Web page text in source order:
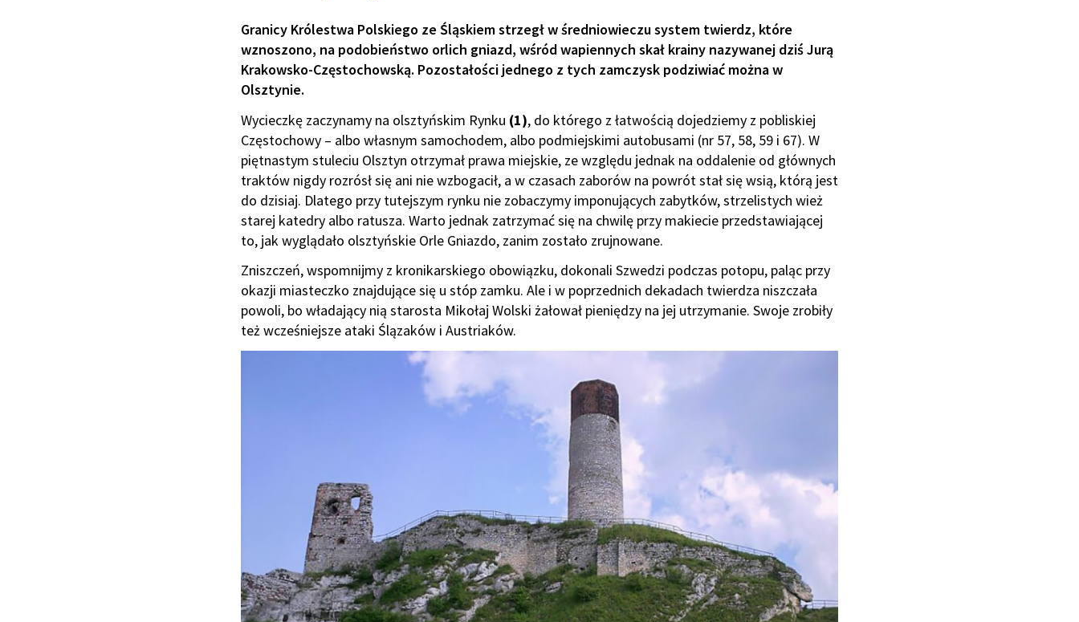
Granicy Królestwa Polskiego ze Śląskiem strzegł w średniowieczu system twierdz, które
wznoszono, na podobieństwo orlich gniazd, wśród wapiennych skał krainy nazywanej dziś Jurą
Krakowsko-Częstochowską. Pozostałości jednego z tych zamczysk podziwiać można w
Olsztynie.
Wycieczkę zaczynamy na olsztyńskim Rynku (1), do którego z łatwością dojedziemy z pobliskiej
Częstochowy – albo własnym samochodem, albo podmiejskimi autobusami (nr 57, 58, 59 i 67). W
piętnastym stuleciu Olsztyn otrzymał prawa miejskie, ze względu jednak na oddalenie od głównych
traktów nigdy rozrósł się ani nie wzbogacił, a w czasach zaborów na powrót stał się wsią, którą jest
do dzisiaj. Dlatego przy tutejszym rynku nie zobaczymy imponujących zabytków, strzelistych wież
starej katedry albo ratusza. Warto jednak zatrzymać się na chwilę przy makiecie przedstawiającej
to, jak wyglądało olsztyńskie Orle Gniazdo, zanim zostało zrujnowane.
Zniszczeń, wspomnijmy z kronikarskiego obowiązku, dokonali Szwedzi podczas potopu, paląc przy
okazji miasteczko znajdujące się u stóp zamku. Ale i w poprzednich dekadach twierdza niszczała
powoli, bo władający nią starosta Mikołaj Wolski żałował pieniędzy na jej utrzymanie. Swoje zrobiły
też wcześniejsze ataki Ślązaków i Austriaków.